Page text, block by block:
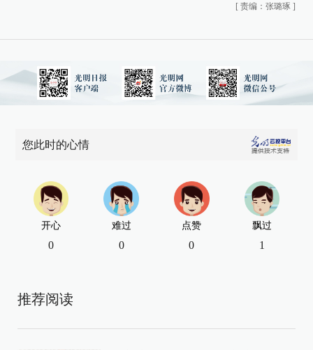
[ 责编：张璐琢 ]
您此时的心情
开心
0
难过
0
点赞
0
飘过
1
推荐阅读